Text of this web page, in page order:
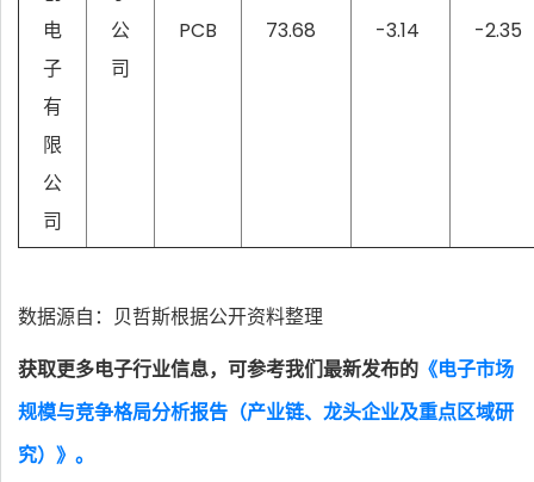
电
子
有
限
公
司
公
司
PCB 73.68 -3.14 -2.35
数据源自：贝哲斯根据公开资料整理
获取更多电子行业信息，可参考我们最新发布的 《电子市场
规模与竞争格局分析报告（产业链、龙头企业及重点区域研
究）》。